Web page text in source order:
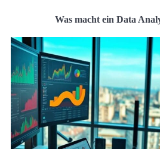
Was macht ein Data